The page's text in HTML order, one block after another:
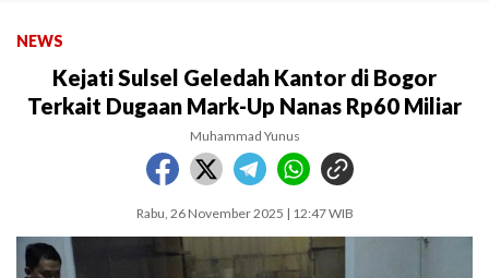
NEWS
Kejati Sulsel Geledah Kantor di Bogor
Terkait Dugaan Mark-Up Nanas Rp60 Miliar
Muhammad Yunus
Rabu, 26 November 2025 | 12:47 WIB